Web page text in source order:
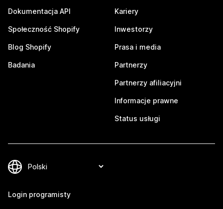
Dokumentacja API
Społeczność Shopify
Blog Shopify
Badania
Kariery
Inwestorzy
Prasa i media
Partnerzy
Partnerzy afiliacyjni
Informacje prawne
Status usługi
Login programisty